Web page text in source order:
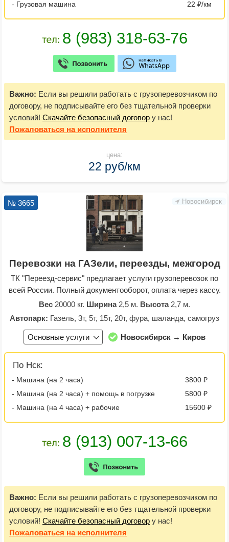
- Грузовая машина 22 ₽/км
Важно: Если вы решили работать с грузоперевозчиком по
договору, не подписывайте его без тщательной проверки
условий! Скачайте безопасный договор у нас!
Пожаловаться на исполнителя
цена:
22 руб/км
Новосибирск
№ 3665
Перевозки на ГАЗели, переезды, межгород
ТК "Переезд-сервис" предлагает услуги грузоперевозок по
всей России. Полный документооборот, оплата через кассу.
Вес 20000 кг. Ширина2,5 м. Высота2,7 м.
Автопарк: Газель, 3т, 5т, 15т, 20т, фура, шаланда, самогруз
Основные услуги Новосибирск → Киров
По Нск:
- Машина (на 2 часа)
3800 ₽
- Машина (на 2 часа) + помощь в погрузке
5800 ₽
- Машина (на 4 часа) + рабочие
15600 ₽
Важно: Если вы решили работать с грузоперевозчиком по
договору, не подписывайте его без тщательной проверки
условий! Скачайте безопасный договор у нас!
Пожаловаться на исполнителя